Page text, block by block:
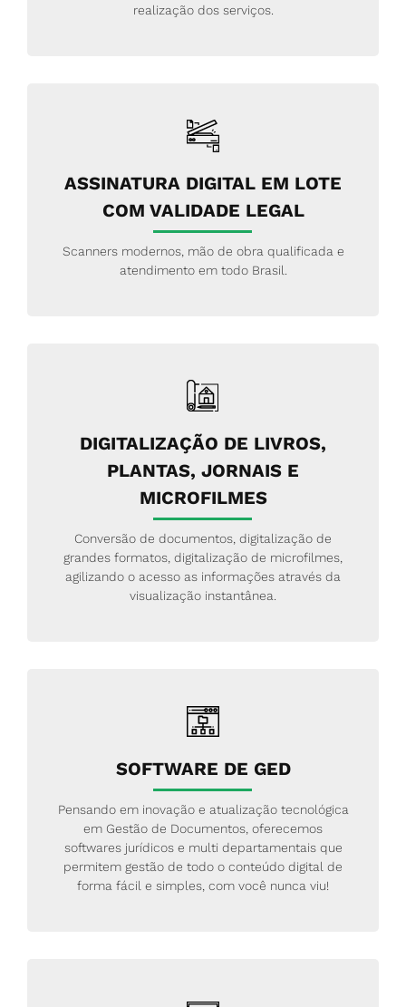
realização dos serviços.
ASSINATURA DIGITAL EM LOTE
COM VALIDADE LEGAL
Scanners modernos, mão de obra qualificada e
atendimento em todo Brasil.
DIGITALIZAÇÃO DE LIVROS,
PLANTAS, JORNAIS E
MICROFILMES
Conversão de documentos, digitalização de
grandes formatos, digitalização de microfilmes,
agilizando o acesso as informações através da
visualização instantânea.
SOFTWARE DE GED
Pensando em inovação e atualização tecnológica
em Gestão de Documentos, oferecemos
softwares jurídicos e multi departamentais que
permitem gestão de todo o conteúdo digital de
forma fácil e simples, com você nunca viu!